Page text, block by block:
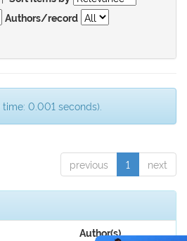
Authors/record
0.001 seconds).
previous 1 next
Author(s)